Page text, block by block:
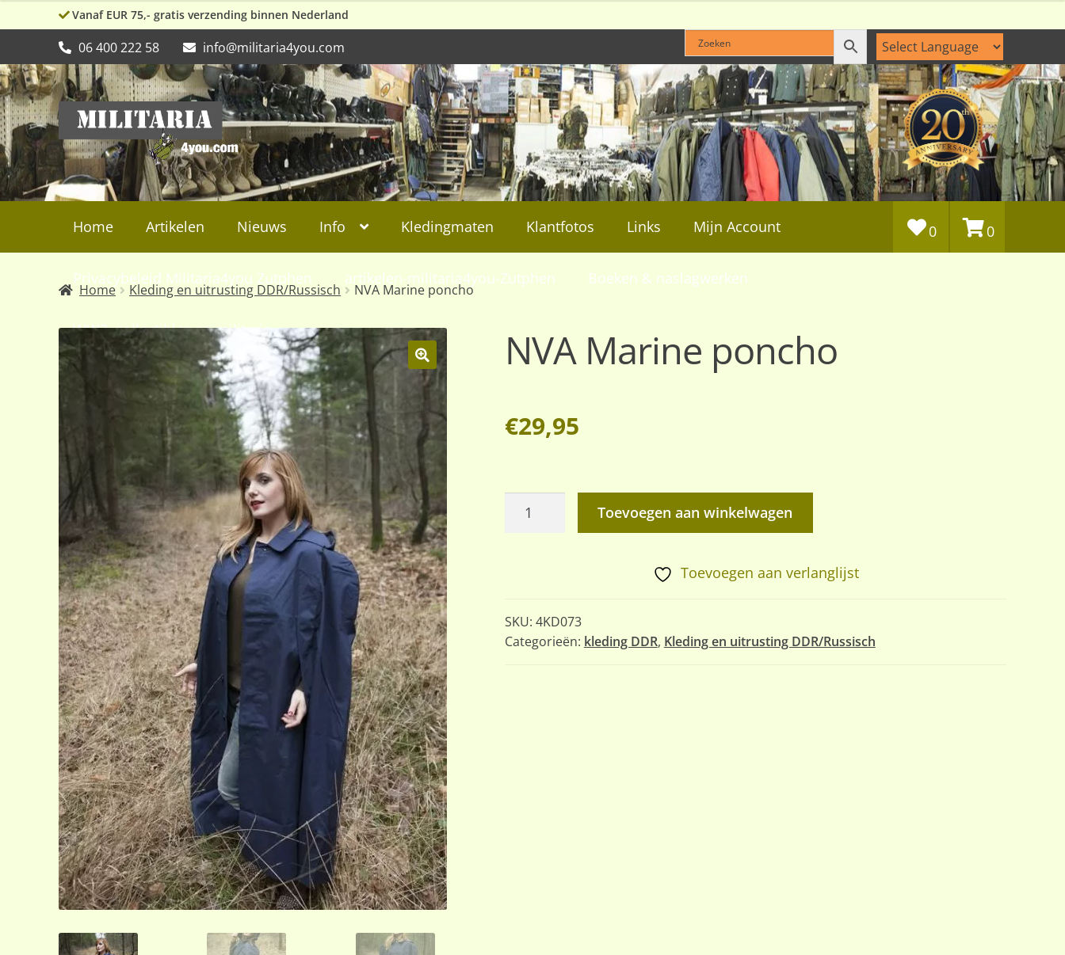
Vanaf EUR 75,- gratis verzending binnen Nederland
06 400 222 58 info@militaria4you.com
Ga
door
naar
navigatie
Ga
naar
de
inhoud
Home Artikelen Nieuws Info Kledingmaten Klantfotos Links Mijn Account
Privacybeleid Militaria4you Zutphen artikelen-militaria4you-Zutphen Boeken & naslagwerken
WW2, collectibles en militaria
0 0
Home Kleding en uitrusting DDR/Russisch NVA Marine poncho
🔍
NVA Marine poncho
€29,95
NVA
Toevoegen aan winkelwagen
Toevoegen aan verlanglijst
SKU: 4KD073
Categorieën: kleding DDR, Kleding en uitrusting DDR/Russisch